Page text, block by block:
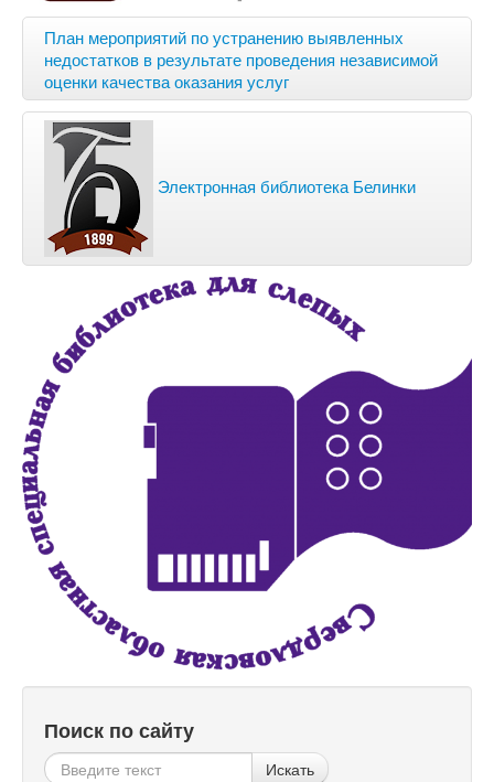
План мероприятий по устранению выявленных
недостатков в результате проведения независимой
оценки качества оказания услуг
Электронная библиотека Белинки
Поиск по сайту
Искать